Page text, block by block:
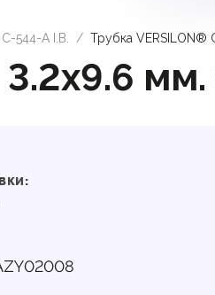
544-A I.B. / Трубка VERSILON®
3.2х9.6